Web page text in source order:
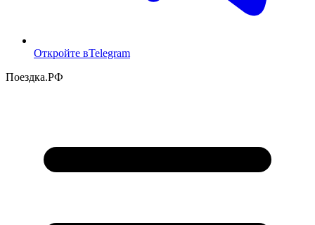
Откройте вTelegram
Поездка.РФ